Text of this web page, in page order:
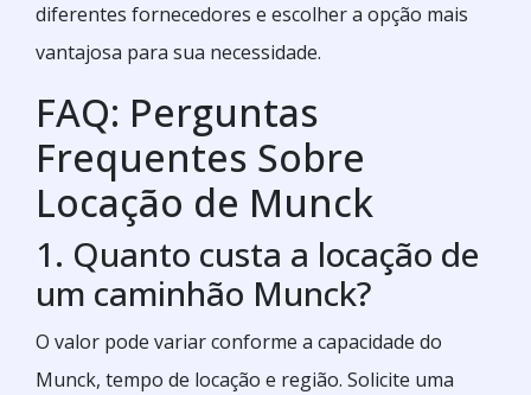
diferentes fornecedores e escolher a opção mais
vantajosa para sua necessidade.
FAQ: Perguntas
Frequentes Sobre
Locação de Munck
1. Quanto custa a locação de
um caminhão Munck?
O valor pode variar conforme a capacidade do
Munck, tempo de locação e região. Solicite uma